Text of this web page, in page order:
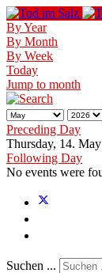
By Year
By Month
By Week
Today
Jump to month
Preceding Day
Thursday, 14.
Following Day
No events were
Suchen ...